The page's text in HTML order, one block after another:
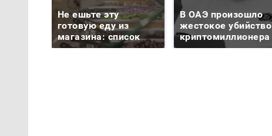
Не ешьте эту
готовую еду из
магазина: список
В ОАЭ произошло
жестокое убийство
криптомиллионера